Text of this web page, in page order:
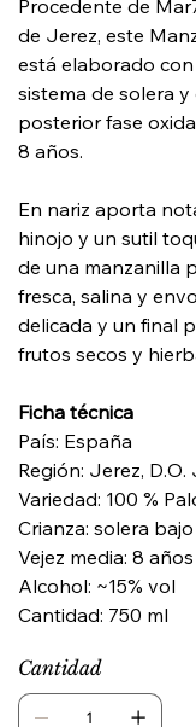
Procedente de
de Jerez, este
está elaborado con
sistema de solera
posterior fase
8 años.
En nariz aporta
hinojo y un sutil
de una manzanilla
fresca, salina y
delicada y un final
frutos secos y
Ficha técnica
País: España
Región: Jerez,
Variedad: 100 %
Crianza: solera
Vejez media: 8 años
Alcohol: ~15% vol
Cantidad: 750 ml
Cantidad